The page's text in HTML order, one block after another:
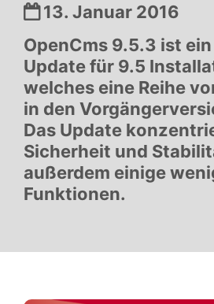
Datum:
13. Januar 2016
OpenCms 9.5.3 ist
Update für 9.5
welches eine Reihe
in den
Das Update
Sicherheit und
außerdem einige
Funktionen.